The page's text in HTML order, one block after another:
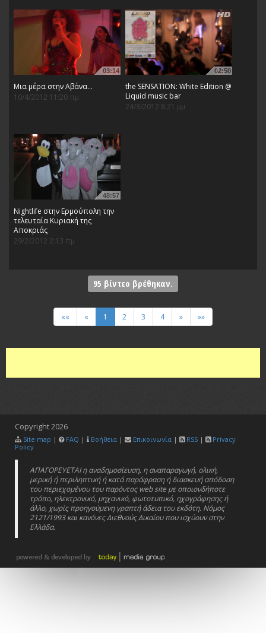
03:14
Μια μέρα στην Αβάνα...
10/4/2012 11:20 πμ
02:50
the SENSATION: White Edition @
Liquid music bar
24/3/2012 8:21 μμ
48:57
Nightlife στην Ερμούπολη την
τελευταία Κυριακή της
Αποκριάς
29/2/2012 2:13 πμ
95 βίντεο βρέθηκαν.
«« « 1 2 3 4 » »»
Copyright2026
Site map | FAQ | Βοήθεια | Επικοινωνία | RSS |
Privacy
Policy
ΑΠΑΓΟΡΕΥΕΤΑΙ η αναδημοσίευση, η αναπαραγωγή, ολική,
μερική ή περιληπτική ή κατά παράφραση ή διασκευή απόδοση
του περιεχομένου του παρόντος web site με οποιονδήποτε
τρόπο, ηλεκτρονικό, μηχανικό, φωτοτυπικό, ηχογράφησης ή
άλλο, χωρίς προηγούμενη γραπτή άδεια του εκδότη. Νόμος
2121/1993 και κανόνες Διεθνούς Δικαίου που ισχύουν στην
Ελλάδα.